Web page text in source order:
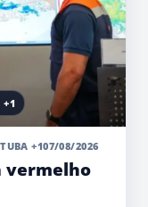
+1
+107/08/2026
vermelho